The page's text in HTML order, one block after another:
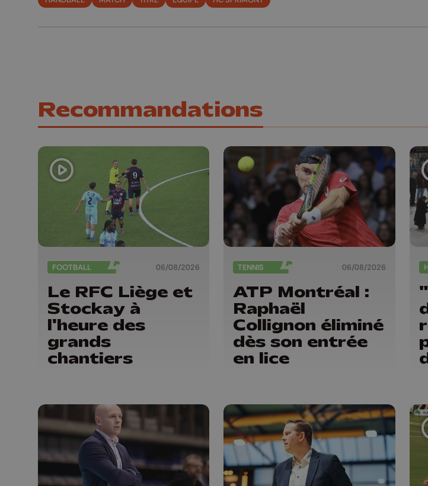
Recommandations
FOOTBALL 06/08/2026
Le RFC Liège et
Stockay à
l'heure des
grands
chantiers
TENNIS 06/08/2026
ATP Montréal :
Raphaël
Collignon éliminé
dès son entrée
en lice